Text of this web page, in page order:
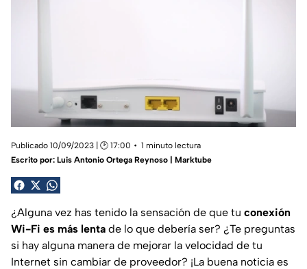
Publicado 10/09/2023 | 🕑 17:00
1 minuto lectura
Escrito por: Luis Antonio Ortega Reynoso | Marktube
¿Alguna vez has tenido la sensación de que tu conexión
Wi-Fi es más lenta de lo que debería ser? ¿Te preguntas
si hay alguna manera de mejorar la velocidad de tu
Internet sin cambiar de proveedor? ¡La buena noticia es